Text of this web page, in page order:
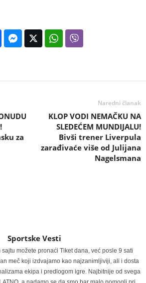
za
Naredni članak
KLOP VODI NEMAČKU NA
SLEDEĆEM MUNDIJALU!
Bivši trener Liverpula
zarađivaće više od Julijana
Nagelsmana
Sportske Vesti
možete pronaći Tiket dana, već posle 9 sati
meč koji izdvajamo kao najzanimljiviji, ali i dosta
ekipa i predlogom igre. Najbitnije od svega